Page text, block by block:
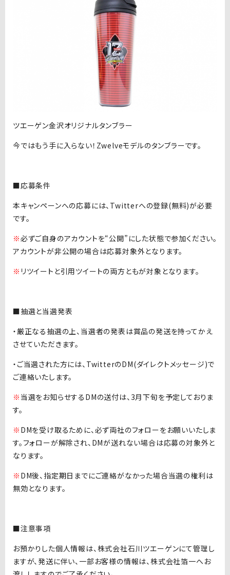
ツエーゲン金沢オリジナルタンブラー
今ではもう手に入らない！Zwelveモデルのタンブラーです。
■応募条件
本キャンペーンへの応募には、Twitterへの登録(無料)が必要
です。
※必ずご自身のアカウントを“公開”にした状態で参加ください。
アカウントが非公開の場合は応募対象外となります。
※ リツイートと引用ツイートの両方ともが対象となります。
■抽選と当選発表
・厳正なる抽選の上、当選者の発表は賞品の発送を持ってかえ
させていただきます。
・ご当選された方には、TwitterのDM(ダイレクトメッセージ)で
ご連絡いたします。
※ 当選をお知らせするDMの送付は、3月下旬を予定しておりま
す。
※ DMを受け取るために、必ず両社のフォローをお願いいたしま
す。フォローが解除され、DMが送れない場合は応募の対象外と
なります。
※ DM後、指定期日までにご連絡がなかった場合当選の権利は
無効となります。
■注意事項
お預かりした個人情報は、株式会社石川ツエーゲンにて管理し
ますが、発送に伴い、一部お客様の情報は、株式会社箔一へお